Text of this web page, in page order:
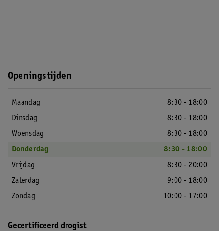
Openingstijden
Maandag
8:30 - 18:00
Dinsdag
8:30 - 18:00
Woensdag
8:30 - 18:00
Donderdag
8:30 - 18:00
Vrijdag
8:30 - 20:00
Zaterdag
9:00 - 18:00
Zondag
10:00 - 17:00
Gecertificeerd drogist